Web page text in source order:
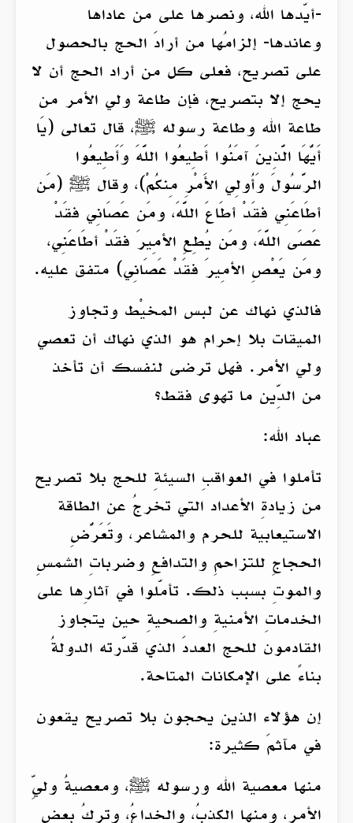
-أيّدها الله، ونصرها على من عاداها
وعاندها- إلزامُها من أرادَ الحج بالحصول
على تصريح، فعلى كل من أراد الحج أن لا
يحج إلا بتصريح، فإن طاعة ولي الأمر من
طاعة الله وطاعة رسوله ﷺ، قال تعالى (يَا
أَيُّهَا الَّذِينَ آمَنُوا أَطِيعُوا اللَّهَ وَأَطِيعُوا
الرَّسُولَ وَأُولِي الأَمْرِ مِنكُمْ)، وقال ﷺ (مَن
أطَاعَنِي فقَدْ أطَاعَ اللَّهَ، ومَن عَصَانِي فقَدْ
عَصَى اللَّهَ، ومَن يُطِعِ الأمِيرَ فقَدْ أطَاعَنِي،
ومَن يَعْصِ الأمِيرَ فقَدْ عَصَانِي) متفق عليه.
فالذي نهاك عن لبس المخيْط وتجاوز
الميقات بلا إحرام هو الذي نهاك أن تعصي
ولي الأمر. فهل ترضى لنفسك أن تأخذ
من الدِّين ما تهوى فقط؟
عباد الله:
تأملوا في العواقبِ السيئةِ للحج بلا تصريح
من زيادةِ الأعداد التي تخرجُ عن الطاقة
الاستيعابية للحرم والمشاعر، وتَعَرُّضِ
الحجاجِ للتزاحمِ والتدافعِ وضرباتِ الشمسِ
والموتِ بسبب ذلك. تأمّلوا في آثارِها على
الخدماتِ الأمنيةِ والصحيةِ حين يتجاوز
القادمون للحج العددَ الذي قدّرته الدولةُ
بناءً على الإمكانات المتاحة.
إن هؤلاء الذين يحجون بلا تصريح يقعون
في مآثمَ كثيرة:
منها معصية الله ورسوله ﷺ، ومعصيةُ وليِّ
الأمر، ومنها الكذبُ، والخداعُ، وتركُ بعض